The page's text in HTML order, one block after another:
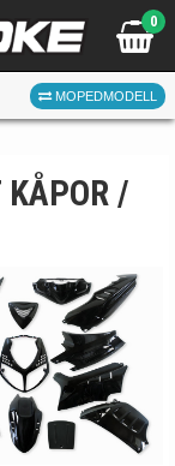
0
MOPEDMODELL
DELAR
vald moped
KÅPOR /